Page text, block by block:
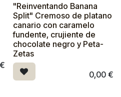
"Reinventando Banana
Split" Cremoso de platano
canario con caramelo
fundente, crujiente de
chocolate negro y Peta-
Zetas
0,00€